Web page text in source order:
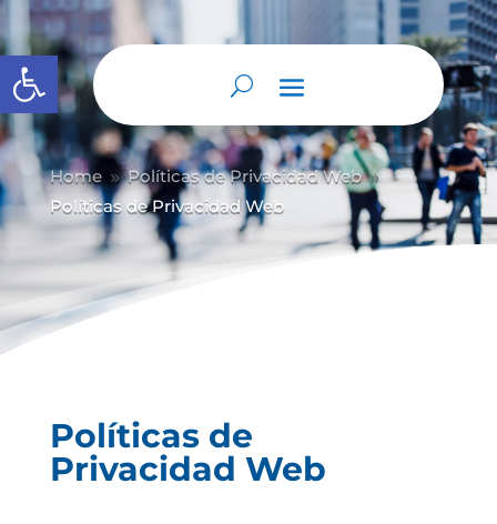
Abrir barra de herramientas
Home 9 Políticas de Privacidad Web 9
Políticas de Privacidad Web
Políticas de
Privacidad Web